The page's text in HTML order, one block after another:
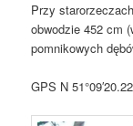
Przy
obwodzie 452 cm
pomnikowych
GPS N